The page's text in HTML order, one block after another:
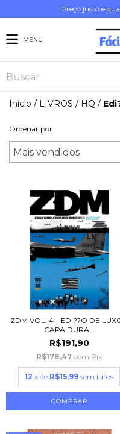
Preço justo e
MENU
Início / LIVROS / HQ /
Ordenar por
ZDM VOL. 4 - EDI??O DE
CAPA DURA...
R$191,90
R$178,47 com Pix
12 x de R$15,99 sem juros